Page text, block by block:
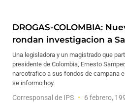
DROGAS-COLOMBIA:
rondan investigacion a
Una legisladora y un magistrado que
presidente de Colombia, Ernesto
narcotrafico a sus fondos de campana
se informo hoy.
Corresponsal de IPS 6 febrero,